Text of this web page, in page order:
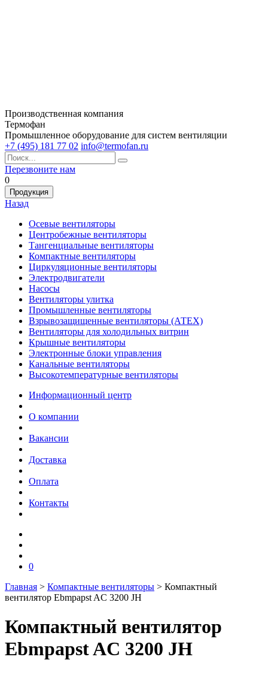
Производственная компания
Термофан
Промышленное оборудование для систем вентиляции
+7 (495) 181 77 02 info@termofan.ru
Перезвоните нам
0
Продукция
Назад
Осевые вентиляторы
Центробежные вентиляторы
Тангенциальные вентиляторы
Компактные вентиляторы
Циркуляционные вентиляторы
Электродвигатели
Насосы
Вентиляторы улитка
Промышленные вентиляторы
Взрывозащищенные вентиляторы (АТЕХ)
Вентиляторы для холодильных витрин
Крышные вентиляторы
Электронные блоки управления
Канальные вентиляторы
Высокотемпературные вентиляторы
Информационный центр
О компании
Вакансии
Доставка
Оплата
Контакты
0
Главная > Компактные вентиляторы > Компактный
вентилятор Ebmpapst AC 3200 JH
Компактный вентилятор
Ebmpapst AC 3200 JH